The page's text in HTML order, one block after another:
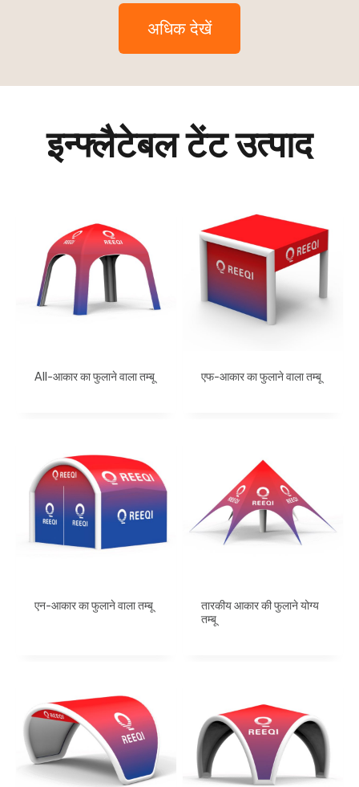
अधिक देखें
इन्फ्लैटेबल टेंट उत्पाद
AII-आकार का फुलाने वाला तम्बू एफ-आकार का फुलाने वाला तम्बू
एन-आकार का फुलाने वाला तम्बू
तारकीय आकार की फुलाने योग्य
तम्बू